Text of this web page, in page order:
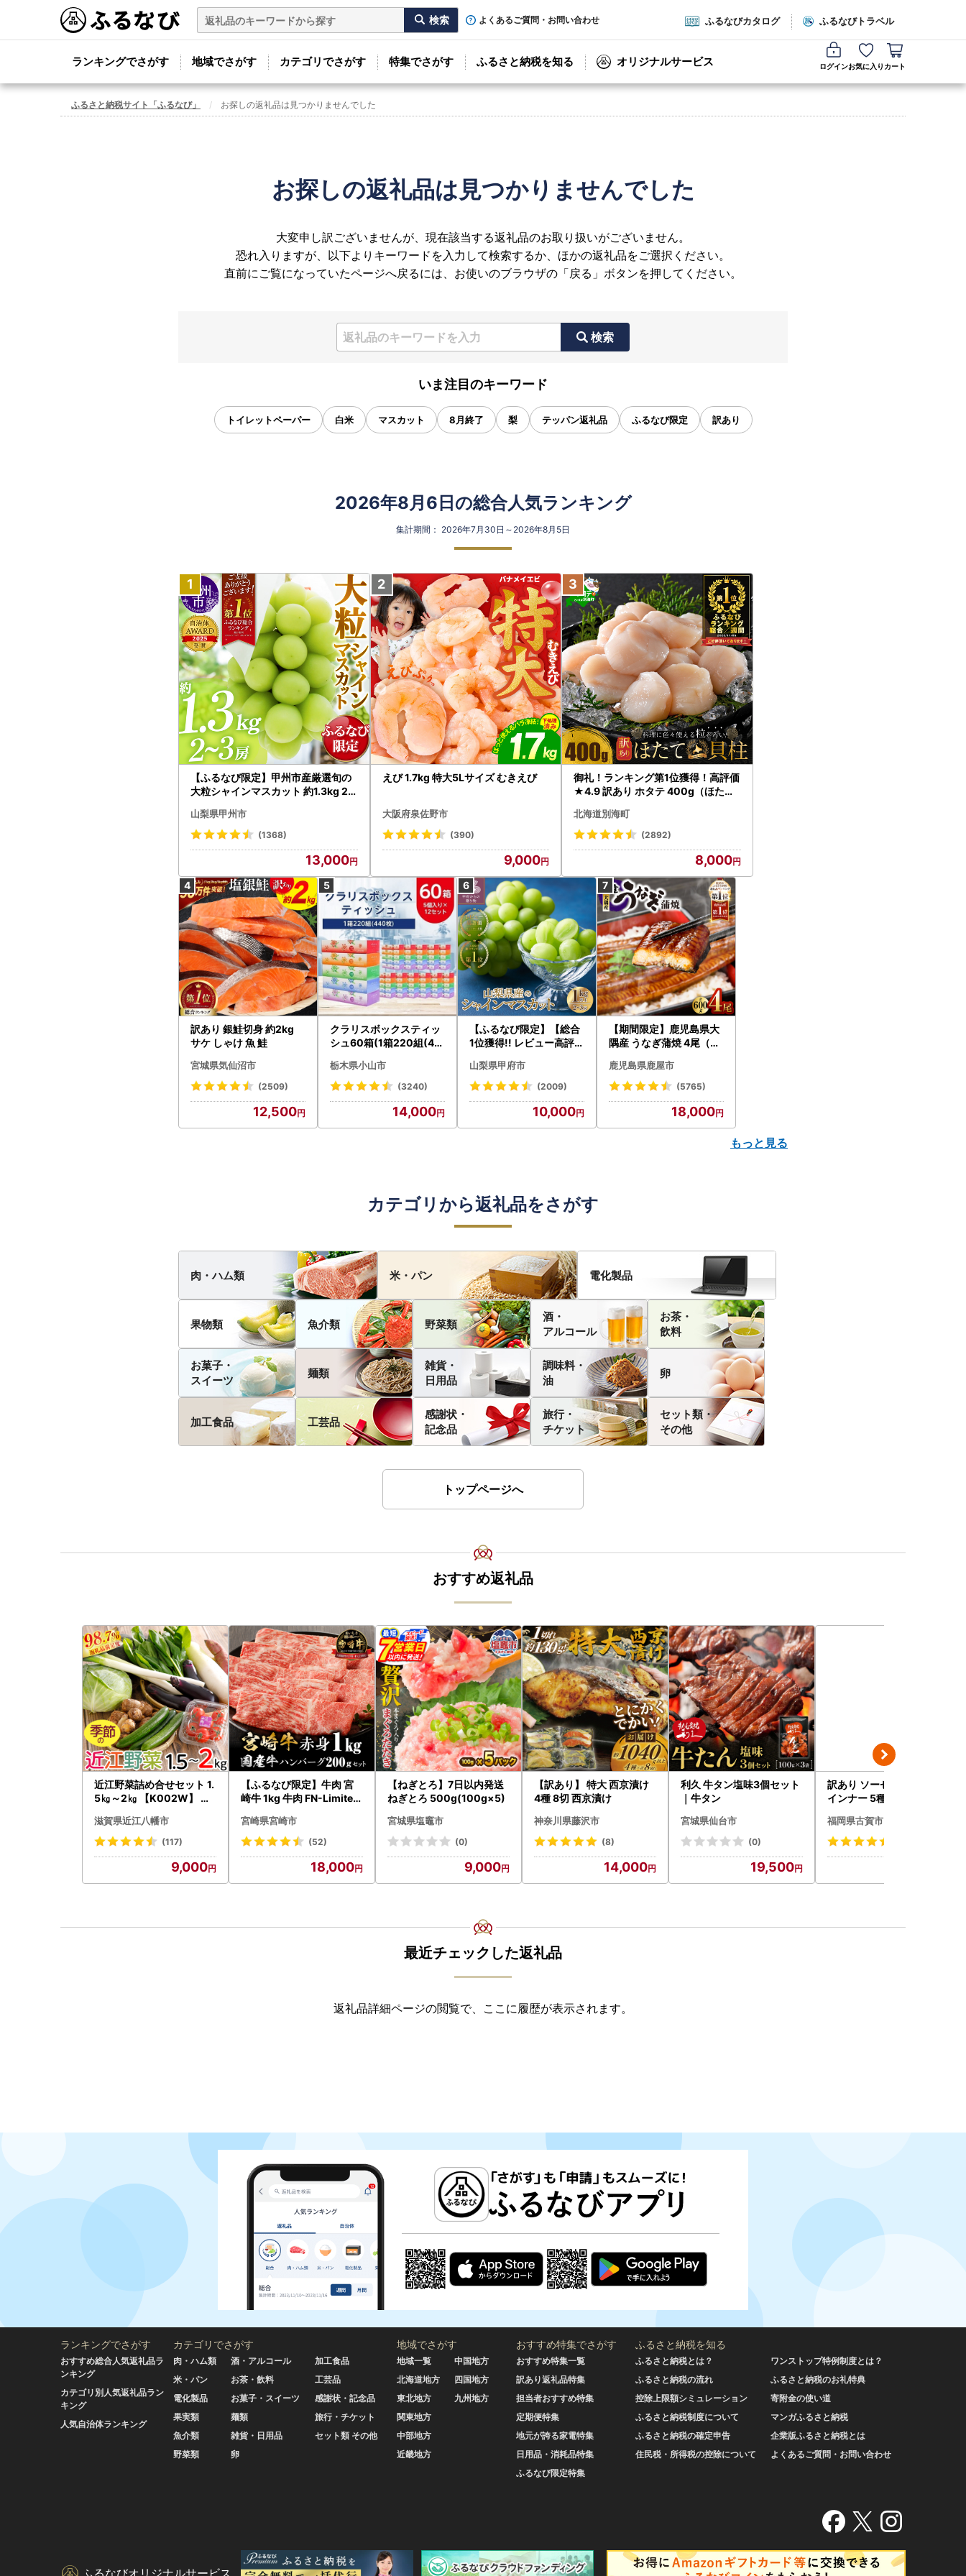
よくあるご質問・お問い合わせ ふるなびカタログ ふるなびトラベル
ランキングでさがす 地域でさがす カテゴリでさがす 特集でさがす ふるさと納税を知る オリジナルサービス ログインお気に入り カート
ふるさと納税サイト「ふるなび」 お探しの返礼品は見つかりませんでした
お探しの返礼品は見つかりませんでした
大変申し訳ございませんが、現在該当する返礼品のお取り扱いがございません。
恐れ入りますが、以下よりキーワードを入力して検索するか、ほかの返礼品をご選択ください。
直前にご覧になっていたページへ戻るには、お使いのブラウザの「戻る」ボタンを押してください。
検索
いま注目のキーワード
トイレットペーパー 白米 マスカット 8月終了 梨 テッパン返礼品 ふるなび限定 訳あり
2026年8月6日の総合人気ランキング
集計期間： 2026年7月30日～2026年8月5日
【ふるなび限定】甲州市産厳選旬の
大粒シャインマスカット 約1.3kg 2
472 FN-Limited-VO シャインマス
カット フルーツ
山梨県甲州市
(1368)
13,000
えび 1.7kg 特大5Lサイズ むきえび
大阪府泉佐野市
(390)
9,000
御礼！ランキング第1位獲得！高評価
★4.9 訳あり ホタテ 400g（ほたて
北海道別海町
(2892)
8,000
訳あり 銀鮭切身 約2kg
サケ しゃけ 魚 鮭
宮城県気仙沼市
(2509)
12,500
クラリスボックスティッ
シュ60箱(1箱220組(44
ト)【配送不可地域：離島
・沖縄県】【1256759】
栃木県小山市
(3240)
14,000
【ふるなび限定】【総合
1位獲得!! レビュー高評価
〉山梨県産 シャインマス
カット 2～3房（1.0kg以
N-Limited-SP
山梨県甲府市
(2009)
10,000
【期間限定】鹿児島県大
隅産 うなぎ蒲焼 4尾（60
cp18 うなぎ 鰻 魚 惣菜 総
菜
鹿児島県鹿屋市
(5765)
18,000
もっと見る
カテゴリから返礼品をさがす
肉・ハム類 米・パン 電化製品
果物類 魚介類 野菜類
酒・
アルコール
お茶・
飲料
お菓子・
スイーツ
麺類
雑貨・
日用品
調味料・
油
卵
加工食品 工芸品
感謝状・
記念品
旅行・
チケット
セット類・
その他
トップページへ
おすすめ返礼品
近江野菜詰め合せセット 1.
5㎏～2㎏ 【K002W】 野
滋賀県近江八幡市
(117)
9,000
【ふるなび限定】牛肉 宮
崎牛 1kg 牛肉 FN-Limited
宮崎県宮崎市
(52)
18,000
【ねぎとろ】7日以内発送
ねぎとろ 500g(100g×5)
宮城県塩竈市
(0)
9,000
【訳あり】 特大 西京漬け
4種 8切 西京漬け
神奈川県藤沢市
(8)
14,000
利久 牛タン塩味3個セット
｜牛タン
宮城県仙台市
(0)
19,500
訳あり ソーセージ福袋 ウ
インナー 5種セット 合計4.
福岡県古賀市
最近チェックした返礼品
返礼品詳細ページの閲覧で、ここに履歴が表示されます。
ランキングでさがす
おすすめ総合人気返礼品ラ
ンキング
カテゴリ別人気返礼品ラン
キング
人気自治体ランキング
カテゴリでさがす
肉・ハム類
米・パン
電化製品
果実類
魚介類
野菜類
酒・アルコール
お茶・飲料
お菓子・スイーツ
麺類
雑貨・日用品
卵
加工食品
工芸品
感謝状・記念品
旅行・チケット
セット類 その他
地域でさがす
地域一覧
北海道地方
東北地方
関東地方
中部地方
近畿地方
中国地方
四国地方
九州地方
おすすめ特集でさがす
おすすめ特集一覧
訳あり返礼品特集
担当者おすすめ特集
定期便特集
地元が誇る家電特集
日用品・消耗品特集
ふるなび限定特集
ふるさと納税を知る
ふるさと納税とは？
ふるさと納税の流れ
控除上限額シミュレーション
ふるさと納税制度について
ふるさと納税の確定申告
住民税・所得税の控除について
ワンストップ特例制度とは？
ふるさと納税のお礼特典
寄附金の使い道
マンガふるさと納税
企業版ふるさと納税とは
よくあるご質問・お問い合わせ